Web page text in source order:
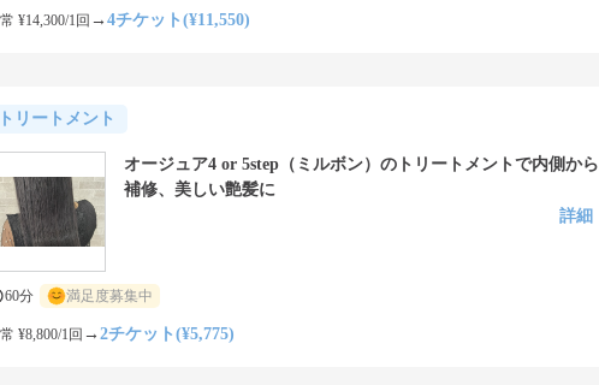
¥14,300/1回 → 4チケット(¥11,550)
リートメント
オージュア4 or 5step（ミルボン）のトリートメントで内側から
補修、美しい艶髪に
詳細
60分 満足度募集中
¥8,800/1回 → 2チケット(¥5,775)